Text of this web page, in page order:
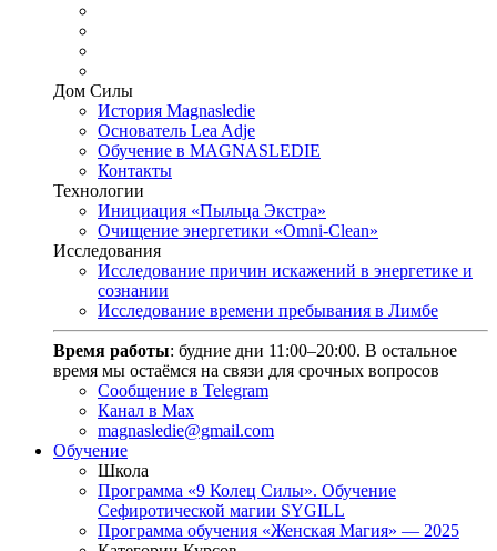
Дом Силы
История Magnasledie
Основатель Lea Adje
Обучение в MAGNASLEDIE
Контакты
Технологии
Инициация «Пыльца Экстра»
Очищение энергетики «Omni-Clean»
Исследования
Исследование причин искажений в энергетике и
сознании
Исследование времени пребывания в Лимбе
Время работы: будние дни 11:00–20:00. В остальное
время мы остаёмся на связи для срочных вопросов
Сообщение в Telegram
Канал в Max
magnasledie@gmail.com
Обучение
Школа
Программа «9 Колец Силы». Обучение
Сефиротической магии SYGILL
Программа обучения «Женская Магия» — 2025